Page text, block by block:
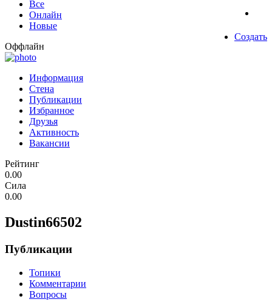
Все
Онлайн
Новые
Создать
Оффлайн
Информация
Стена
Публикации
Избранное
Друзья
Активность
Вакансии
Рейтинг
0.00
Сила
0.00
Dustin66502
Публикации
Топики
Комментарии
Вопросы